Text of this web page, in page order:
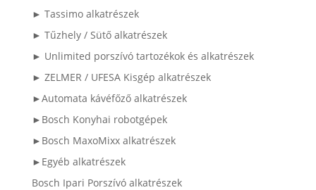
► Tassimo alkatrészek
► Tűzhely / Sütő alkatrészek
► Unlimited porszívó tartozékok és alkatrészek
► ZELMER / UFESA Kisgép alkatrészek
►Automata kávéfőző alkatrészek
►Bosch Konyhai robotgépek
►Bosch MaxoMixx alkatrészek
►Egyéb alkatrészek
Bosch Ipari Porszívó alkatrészek